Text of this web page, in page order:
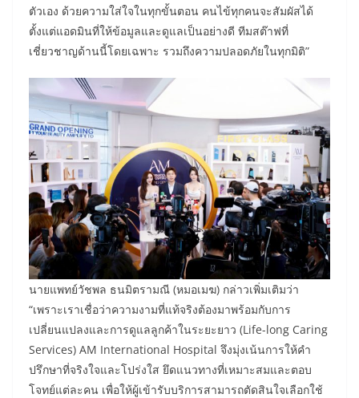
ตัวเอง ด้วยความใส่ใจในทุกขั้นตอน คนไข้ทุกคนจะสัมผัสได้
ตั้งแต่แอดมินที่ให้ข้อมูลและดูแลเป็นอย่างดี ทีมสต๊าฟที่
เชี่ยวชาญด้านนี้โดยเฉพาะ รวมถึงความปลอดภัยในทุกมิติ”
นายแพทย์วัชพล ธนมิตรามณี (หมอเมฆ) กล่าวเพิ่มเติมว่า
“เพราะเราเชื่อว่าความงามที่แท้จริงต้องมาพร้อมกับการ
เปลี่ยนแปลงและการดูแลลูกค้าในระยะยาว (Life-long Caring
Services) AM International Hospital จึงมุ่งเน้นการให้คำ
ปรึกษาที่จริงใจและโปร่งใส ยึดแนวทางที่เหมาะสมและตอบ
โจทย์แต่ละคน เพื่อให้ผู้เข้ารับบริการสามารถตัดสินใจเลือกใช้